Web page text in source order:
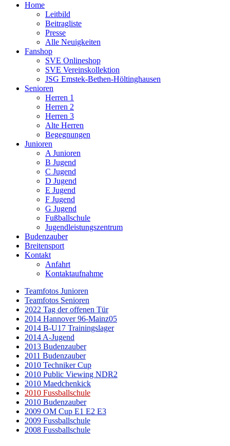
Home
Leitbild
Beitragliste
Presse
Alle Neuigkeiten
Fanshop
SVE Onlineshop
SVE Vereinskollektion
JSG Emstek-Bethen-Höltinghausen
Senioren
Herren 1
Herren 2
Herren 3
Alte Herren
Begegnungen
Junioren
A Junioren
B Jugend
C Jugend
D Jugend
E Jugend
F Jugend
G Jugend
Fußballschule
Jugendleistungszentrum
Budenzauber
Breitensport
Kontakt
Anfahrt
Kontaktaufnahme
Teamfotos Junioren
Teamfotos Senioren
2022 Tag der offenen Tür
2014 Hannover 96-Mainz05
2014 B-U17 Trainingslager
2014 A-Jugend
2013 Budenzauber
2011 Budenzauber
2010 Techniker Cup
2010 Public Viewing NDR2
2010 Maedchenkick
2010 Fussballschule
2010 Budenzauber
2009 OM Cup E1 E2 E3
2009 Fussballschule
2008 Fussballschule